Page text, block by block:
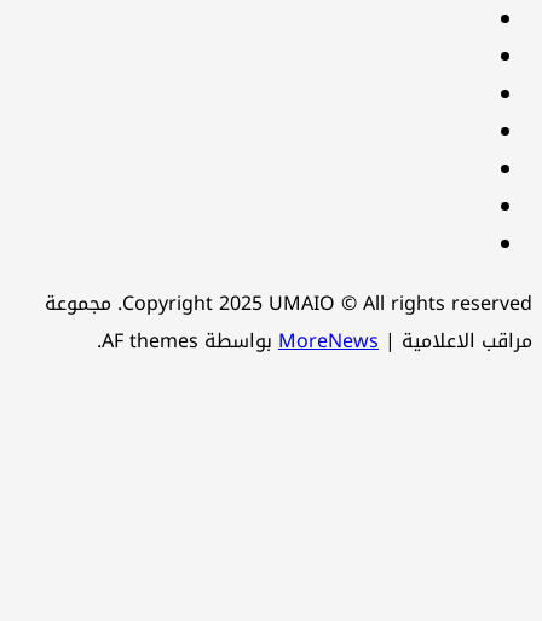
facebook
Twitter
youtube
Linkedin
instagram
snapchat
Telegram
Copyright 2025 UMAIO © All rights reserved. مجموعة
الاعلامية|
MoreNewsبواسطة AF themes.